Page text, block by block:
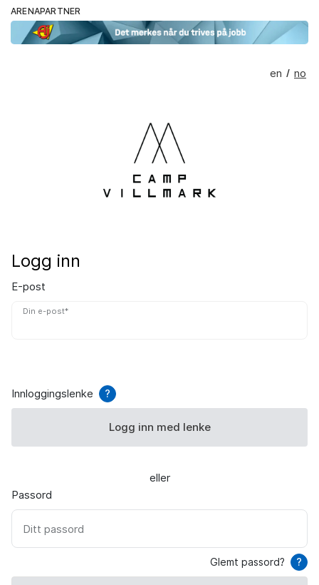
ARENAPARTNER
en / no
Logg inn
E-post
Din e-post*
Innloggingslenke ?
Logg inn med lenke
eller
Passord
Ditt passord
Glemt passord? ?